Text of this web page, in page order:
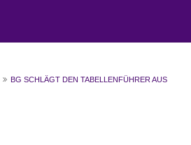
BG SCHLÄGT DEN TABELLENFÜHRER AUS